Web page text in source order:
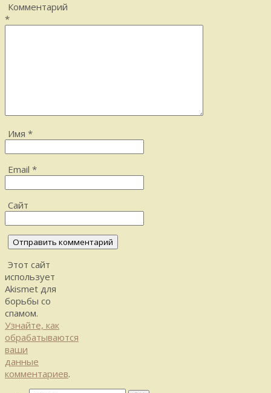
Комментарий
*
Имя *
Email *
Сайт
Этот сайт
использует
Akismet для
борьбы со
спамом.
Узнайте, как
обрабатываются
ваши
данные
комментариев.